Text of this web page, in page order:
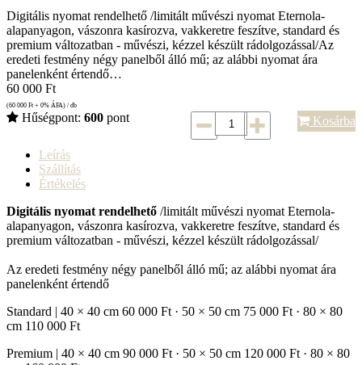
Digitális nyomat rendelhető /limitált művészi nyomat Eternola-
alapanyagon, vászonra kasírozva, vakkeretre feszítve, standard és
premium változatban - művészi, kézzel készült rádolgozással/Az
eredeti festmény négy panelből álló mű; az alábbi nyomat ára
panelenként értendő…
60 000 Ft
(60 000 Ft + 0% ÁFA) / db
Hűségpont: 600 pont Kosárba
Leírás
Szállítás
Értékelés
Digitális nyomat rendelhető /limitált művészi nyomat Eternola-
alapanyagon, vászonra kasírozva, vakkeretre feszítve, standard és
premium változatban - művészi, kézzel készült rádolgozással/
Az eredeti festmény négy panelből álló mű; az alábbi nyomat ára
panelenként értendő
Standard | 40 × 40 cm 60 000 Ft · 50 × 50 cm 75 000 Ft · 80 × 80
cm 110 000 Ft
Premium | 40 × 40 cm 90 000 Ft · 50 × 50 cm 120 000 Ft · 80 × 80